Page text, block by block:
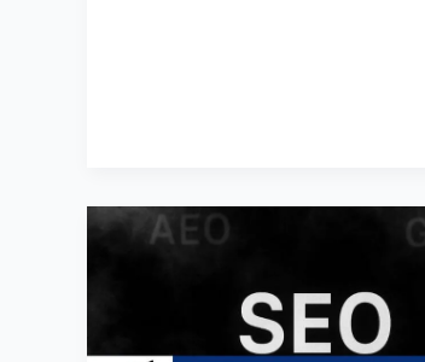
Todo